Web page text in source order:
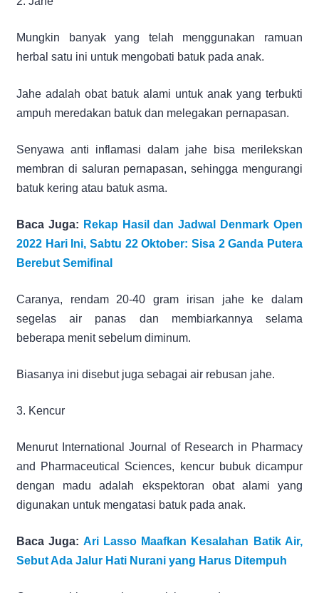
Mungkin banyak yang telah menggunakan ramuan
herbal satu ini untuk mengobati batuk pada anak.
Jahe adalah obat batuk alami untuk anak yang terbukti
ampuh meredakan batuk dan melegakan pernapasan.
Senyawa anti inflamasi dalam jahe bisa merilekskan
membran di saluran pernapasan, sehingga mengurangi
batuk kering atau batuk asma.
Baca Juga: Rekap Hasil dan Jadwal Denmark Open
2022 Hari Ini, Sabtu 22 Oktober: Sisa 2 Ganda Putera
Berebut Semifinal
Caranya, rendam 20-40 gram irisan jahe ke dalam
segelas air panas dan membiarkannya selama
beberapa menit sebelum diminum.
Biasanya ini disebut juga sebagai air rebusan jahe.
3. Kencur
Menurut International Journal of Research in Pharmacy
and Pharmaceutical Sciences, kencur bubuk dicampur
dengan madu adalah ekspektoran obat alami yang
digunakan untuk mengatasi batuk pada anak.
Baca Juga: Ari Lasso Maafkan Kesalahan Batik Air,
Sebut Ada Jalur Hati Nurani yang Harus Ditempuh